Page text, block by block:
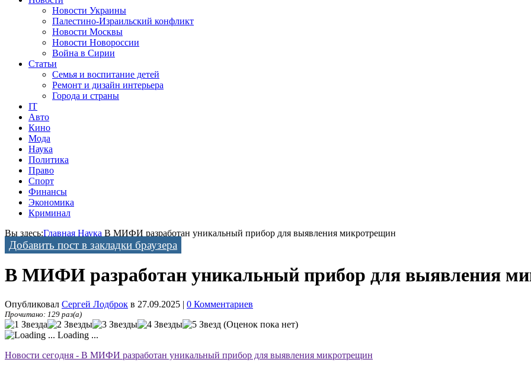
Новости Украины
Палестино-Израильский конфликт
Новости Москвы
Новости Новороссии
Война в Сирии
Статьи
Семья и воспитание детей
Ремонт и дизайн интерьера
Города и страны
IT
Авто
Кино
Мода
Наука
Политика
Право
Спорт
Финансы
Экономика
Криминал
Вы здесь:Главная Наука В МИФИ разработан уникальный прибор для выявления микротрещин
Добавить пост в закладки браузера
В МИФИ разработан уникальный прибор для выявления
Опубликовал Сергей Лодброк в 27.09.2025 | 0 Комментариев
Прочитано: 129 раз(а)
(Оценок пока нет)
Loading ...
Новости сегодня - В МИФИ разработан уникальный прибор для выявления микротрещин